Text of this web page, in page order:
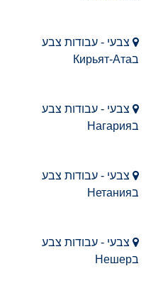
צבעי - עבודות צבע
בКирьят-Ата
צבעי - עבודות צבע
בНагария
צבעי - עבודות צבע
בНетания
צבעי - עבודות צבע
בНешер